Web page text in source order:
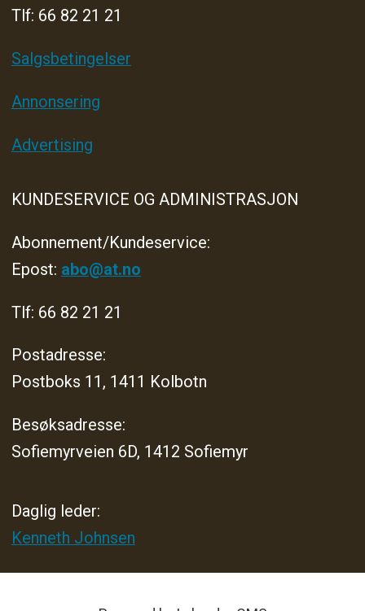
Tlf: 66 82 21 21
Salgsbetingelser
Annonsering
Advertising
KUNDESERVICE OG ADMINISTRASJON
Abonnement/Kundeservice:
Epost: abo@at.no
Tlf: 66 82 21 21
Postadresse:
Postboks 11, 1411 Kolbotn
Besøksadresse:
Sofiemyrveien 6D, 1412 Sofiemyr
Daglig leder:
Kenneth Johnsen